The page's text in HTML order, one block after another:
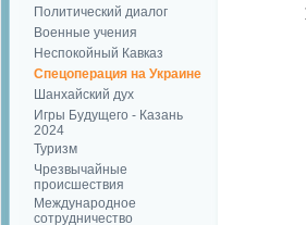
Политический диалог
Военные учения
Неспокойный Кавказ
Спецоперация на Украине
Шанхайский дух
Игры Будущего - Казань
2024
Туризм
Чрезвычайные
происшествия
Международное
сотрудничество